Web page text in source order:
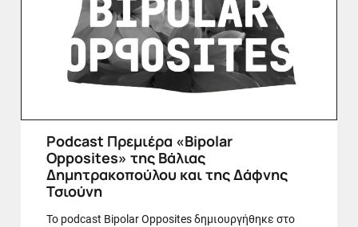
Podcast Πρεμιέρα «Bipolar
Opposites» της Βάλιας
Δημητρακοπούλου και της Δάφνης
Τσιούνη
Το podcast Bipolar Opposites δημιουργήθηκε στο